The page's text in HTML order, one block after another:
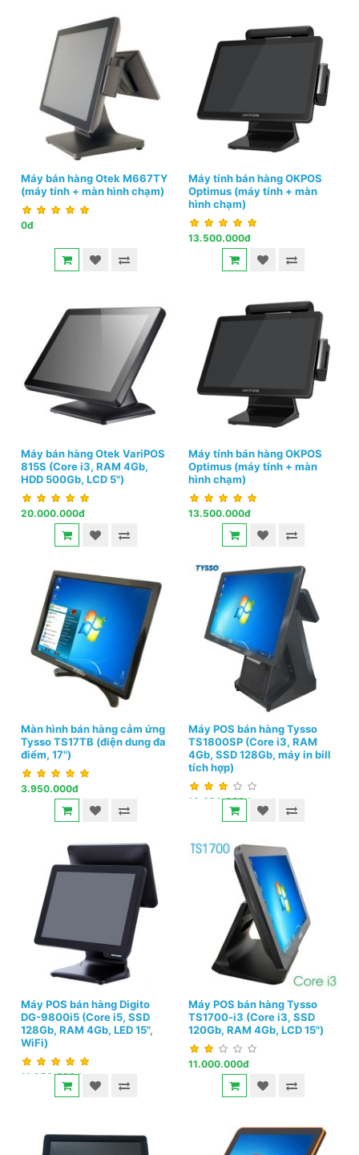
Máy bán hàng Otek M667TY
(máy tính + màn hình chạm)
0đ
Máy tính bán hàng OKPOS
Optimus (máy tính + màn
hình chạm)
13.500.000đ
Máy bán hàng Otek VariPOS
815S (Core i3, RAM 4Gb,
HDD 500Gb, LCD 5")
20.000.000đ
Máy tính bán hàng OKPOS
Optimus (máy tính + màn
hình chạm)
13.500.000đ
Màn hình bán hàng cảm ứng
Tysso TS17TB (điện dung đa
điểm, 17")
3.950.000đ
Máy POS bán hàng Tysso
TS1800SP (Core i3, RAM
4Gb, SSD 128Gb, máy in bill
tích hợp)
10.950.000đ
Máy POS bán hàng Digito
DG-9800i5 (Core i5, SSD
128Gb, RAM 4Gb, LED 15",
WiFi)
11.950.000đ
Máy POS bán hàng Tysso
TS1700-i3 (Core i3, SSD
120Gb, RAM 4Gb, LCD 15")
11.000.000đ